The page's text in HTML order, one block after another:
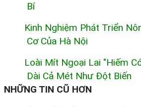
Bí
Kinh Nghiệm Phát Triển
Cơ Của Hà Nội
Loài Mít Ngoại Lai "hiếm
Dài Cả Mét Như Đột Biến
NHỮNG TIN CŨ HƠN